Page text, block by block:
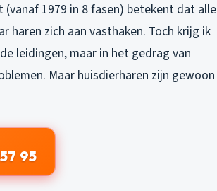
1979 in 8 fasen) betekent dat alle
haren zich aan vasthaken. Toch krijg ik
leidingen, maar in het gedrag van
Maar huisdierharen zijn gewoon
95